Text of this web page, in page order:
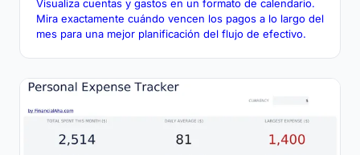
Visualiza cuentas y gastos en un formato de calendario.
Mira exactamente cuándo vencen los pagos a lo largo del
mes para una mejor planificación del flujo de efectivo.